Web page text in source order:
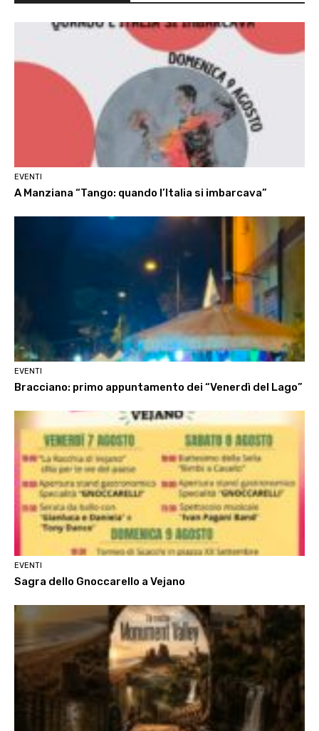
EVENTI
A Manziana “Tango: quando l’Italia si imbarcava”
EVENTI
Bracciano: primo appuntamento dei “Venerdì del Lago”
EVENTI
Sagra dello Gnoccarello a Vejano